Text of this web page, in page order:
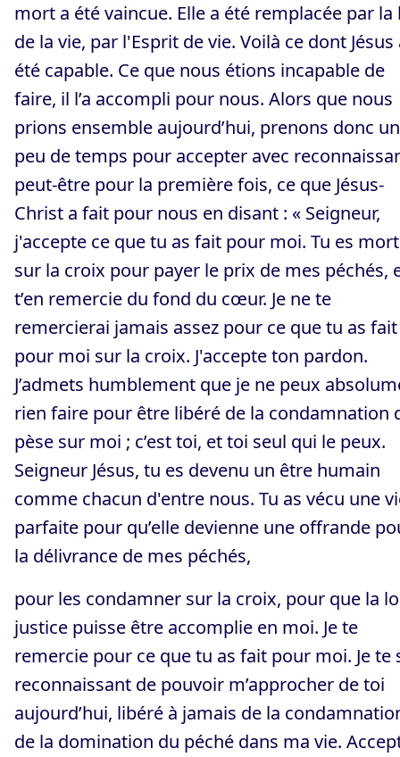
mort a été vaincue. Elle a été remplacée par la
de la vie, par l'Esprit de vie. Voilà ce dont Jésus
été capable. Ce que nous étions incapable de
faire, il l’a accompli pour nous. Alors que nous
prions ensemble aujourd’hui, prenons donc un
peu de temps pour accepter avec
peut-être pour la première fois, ce que Jésus-
Christ a fait pour nous en disant : « Seigneur,
j'accepte ce que tu as fait pour moi. Tu es mort
sur la croix pour payer le prix de mes péchés,
t’en remercie du fond du cœur. Je ne te
remercierai jamais assez pour ce que tu as fait
pour moi sur la croix. J'accepte ton pardon.
J’admets humblement que je ne peux
rien faire pour être libéré de la condamnation
pèse sur moi ; c’est toi, et toi seul qui le peux.
Seigneur Jésus, tu es devenu un être humain
comme chacun d'entre nous. Tu as vécu une
parfaite pour qu’elle devienne une offrande
la délivrance de mes péchés,
pour les condamner sur la croix, pour que la
justice puisse être accomplie en moi. Je te
remercie pour ce que tu as fait pour moi. Je te
reconnaissant de pouvoir m’approcher de toi
aujourd’hui, libéré à jamais de la
de la domination du péché dans ma vie.